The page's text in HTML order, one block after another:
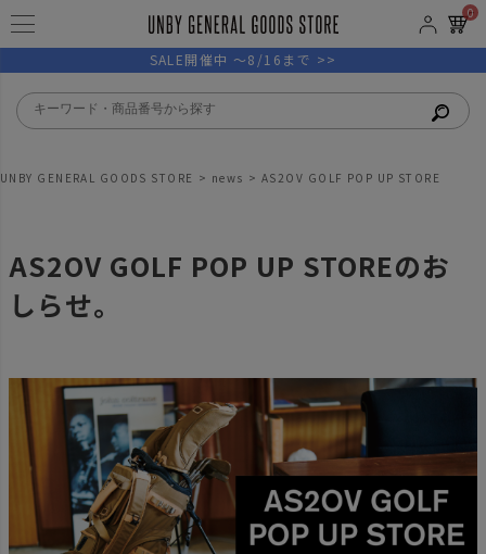
0
SALE開催中 ～8/16まで >>
UNBY GENERAL GOODS STORE news AS2OV GOLF POP UP STORE
AS2OV GOLF POP UP STOREのお
しらせ。